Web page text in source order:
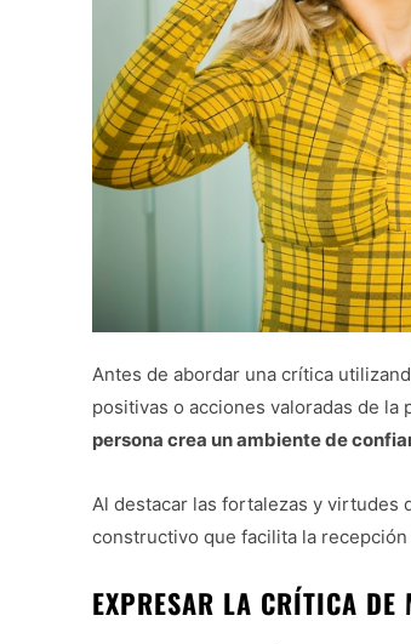
Antes de abordar una crítica
positivas o acciones valoradas de la
persona crea un ambiente de
Al destacar las fortalezas y virtudes
constructivo que facilita la recepción
EXPRESAR LA CRÍTICA DE